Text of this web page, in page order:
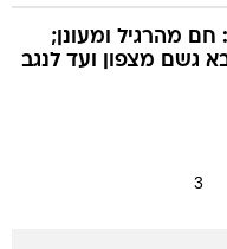
חם מהרגיל ומעונן;
גשם מצפון ועד לנגב
3